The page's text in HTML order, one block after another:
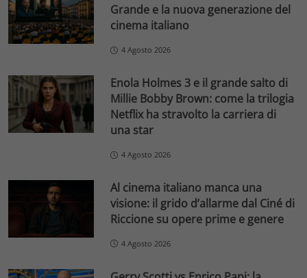
Grande e la nuova generazione del
cinema italiano
4 Agosto 2026
Enola Holmes 3 e il grande salto di
Millie Bobby Brown: come la trilogia
Netflix ha stravolto la carriera di
una star
4 Agosto 2026
Al cinema italiano manca una
visione: il grido d’allarme dal Ciné di
Riccione su opere prime e genere
4 Agosto 2026